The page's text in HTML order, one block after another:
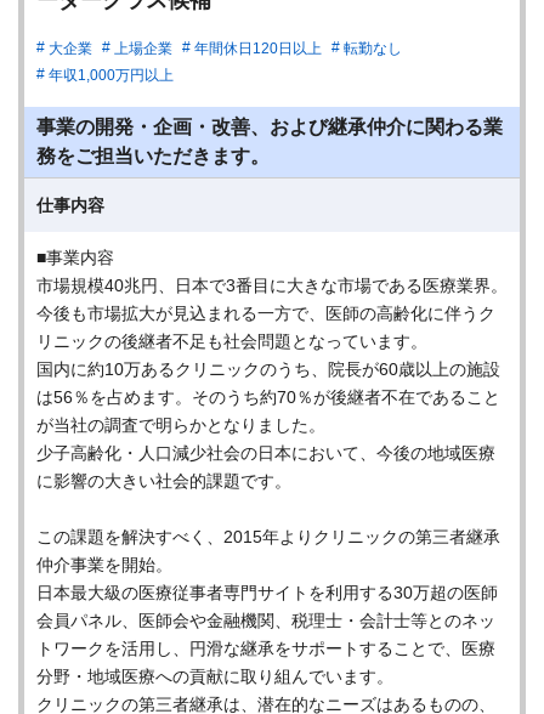
大企業 上場企業 年間休日120日以上
転勤なし
年収1,000万円以上
事業の開発・企画・改善、および継承仲介に関わる業
務をご担当いただきます。
仕事内容
■事業内容
市場規模40兆円、日本で3番目に大きな市場である医療業界。
今後も市場拡大が見込まれる一方で、医師の高齢化に伴うク
リニックの後継者不足も社会問題となっています。
国内に約10万あるクリニックのうち、院長が60歳以上の施設
は56％を占めます。そのうち約70％が後継者不在であること
が当社の調査で明らかとなりました。
少子高齢化・人口減少社会の日本において、今後の地域医療
に影響の大きい社会的課題です。
この課題を解決すべく、2015年よりクリニックの第三者継承
仲介事業を開始。
日本最大級の医療従事者専門サイトを利用する30万超の医師
会員パネル、医師会や金融機関、税理士・会計士等とのネッ
トワークを活用し、円滑な継承をサポートすることで、医療
分野・地域医療への貢献に取り組んでいます。
クリニックの第三者継承は、潜在的なニーズはあるものの、